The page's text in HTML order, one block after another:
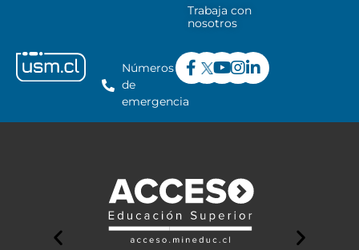
Trabaja con
nosotros
Números
de
emergencia